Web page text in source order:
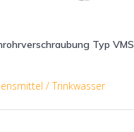
Typ VMS
/ Trinkwasser